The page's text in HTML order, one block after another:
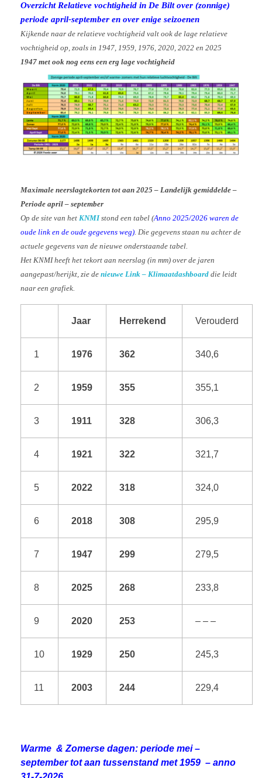
Overzicht Relatieve vochtigheid in De Bilt over (zonnige)
periode april-september en over enige seizoenen
Kijkende naar de relatieve vochtigheid valt ook de lage relatieve
vochtigheid op, zoals in 1947, 1959, 1976, 2020, 2022 en 2025
1947 met ook nog eens een erg lage vochtigheid
Maximale neerslagtekorten tot aan 2025 – Landelijk gemiddelde –
Periode april – september
Op de site van het KNMIstond een tabel (Anno 2025/2026 waren de
oude link en de oude gegevens weg). Die gegevens staan nu achter de
actuele gegevens van de nieuwe onderstaande tabel.
Het KNMI heeft het tekort aan neerslag (in mm) over de jaren
aangepast/herijkt, zie de nieuwe Link – Klimaatdashboard die leidt
naar een grafiek.
Jaar Herrekend Verouderd
1 1976 362 340,6
2 1959 355 355,1
3 1911 328 306,3
4 1921 322 321,7
5 2022 318 324,0
6 2018 308 295,9
7 1947 299 279,5
8 2025 268 233,8
9 2020 253 – – –
10 1929 250 245,3
11 2003 244 229,4
Warme & Zomerse dagen: periode mei –
september tot aan tussenstand met 1959 – anno